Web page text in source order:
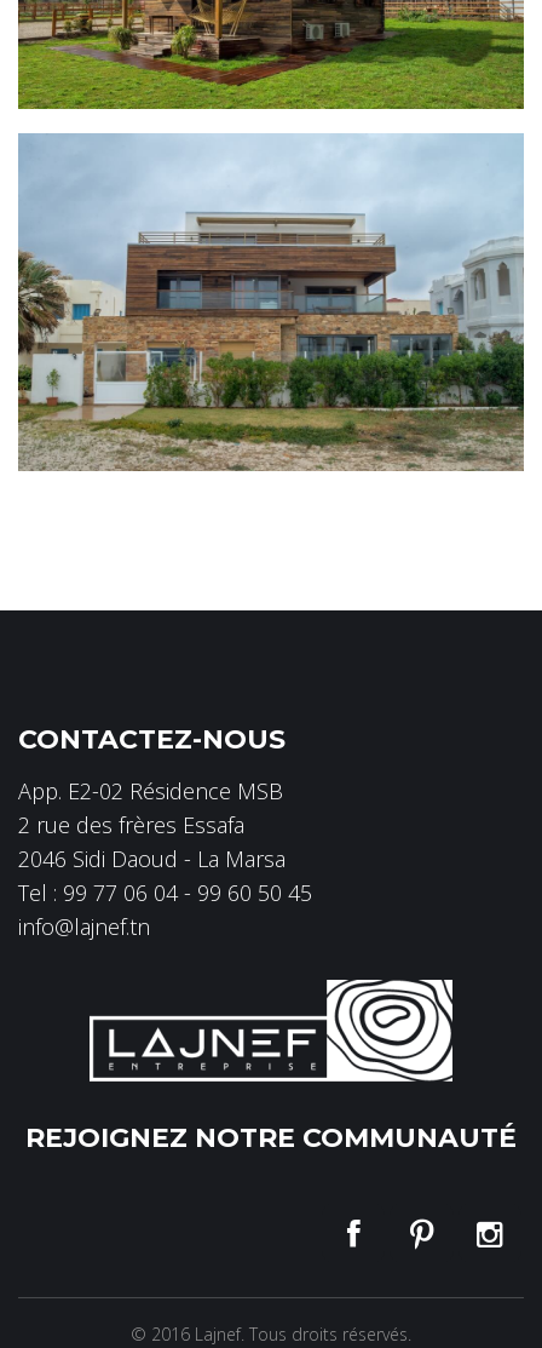
CONTACTEZ-NOUS
App. E2-02 Résidence MSB
2 rue des frères Essafa
2046 Sidi Daoud - La Marsa
Tel : 99 77 06 04 - 99 60 50 45
info@lajnef.tn
REJOIGNEZ NOTRE COMMUNAUTÉ
© 2016 Lajnef. Tous droits réservés.